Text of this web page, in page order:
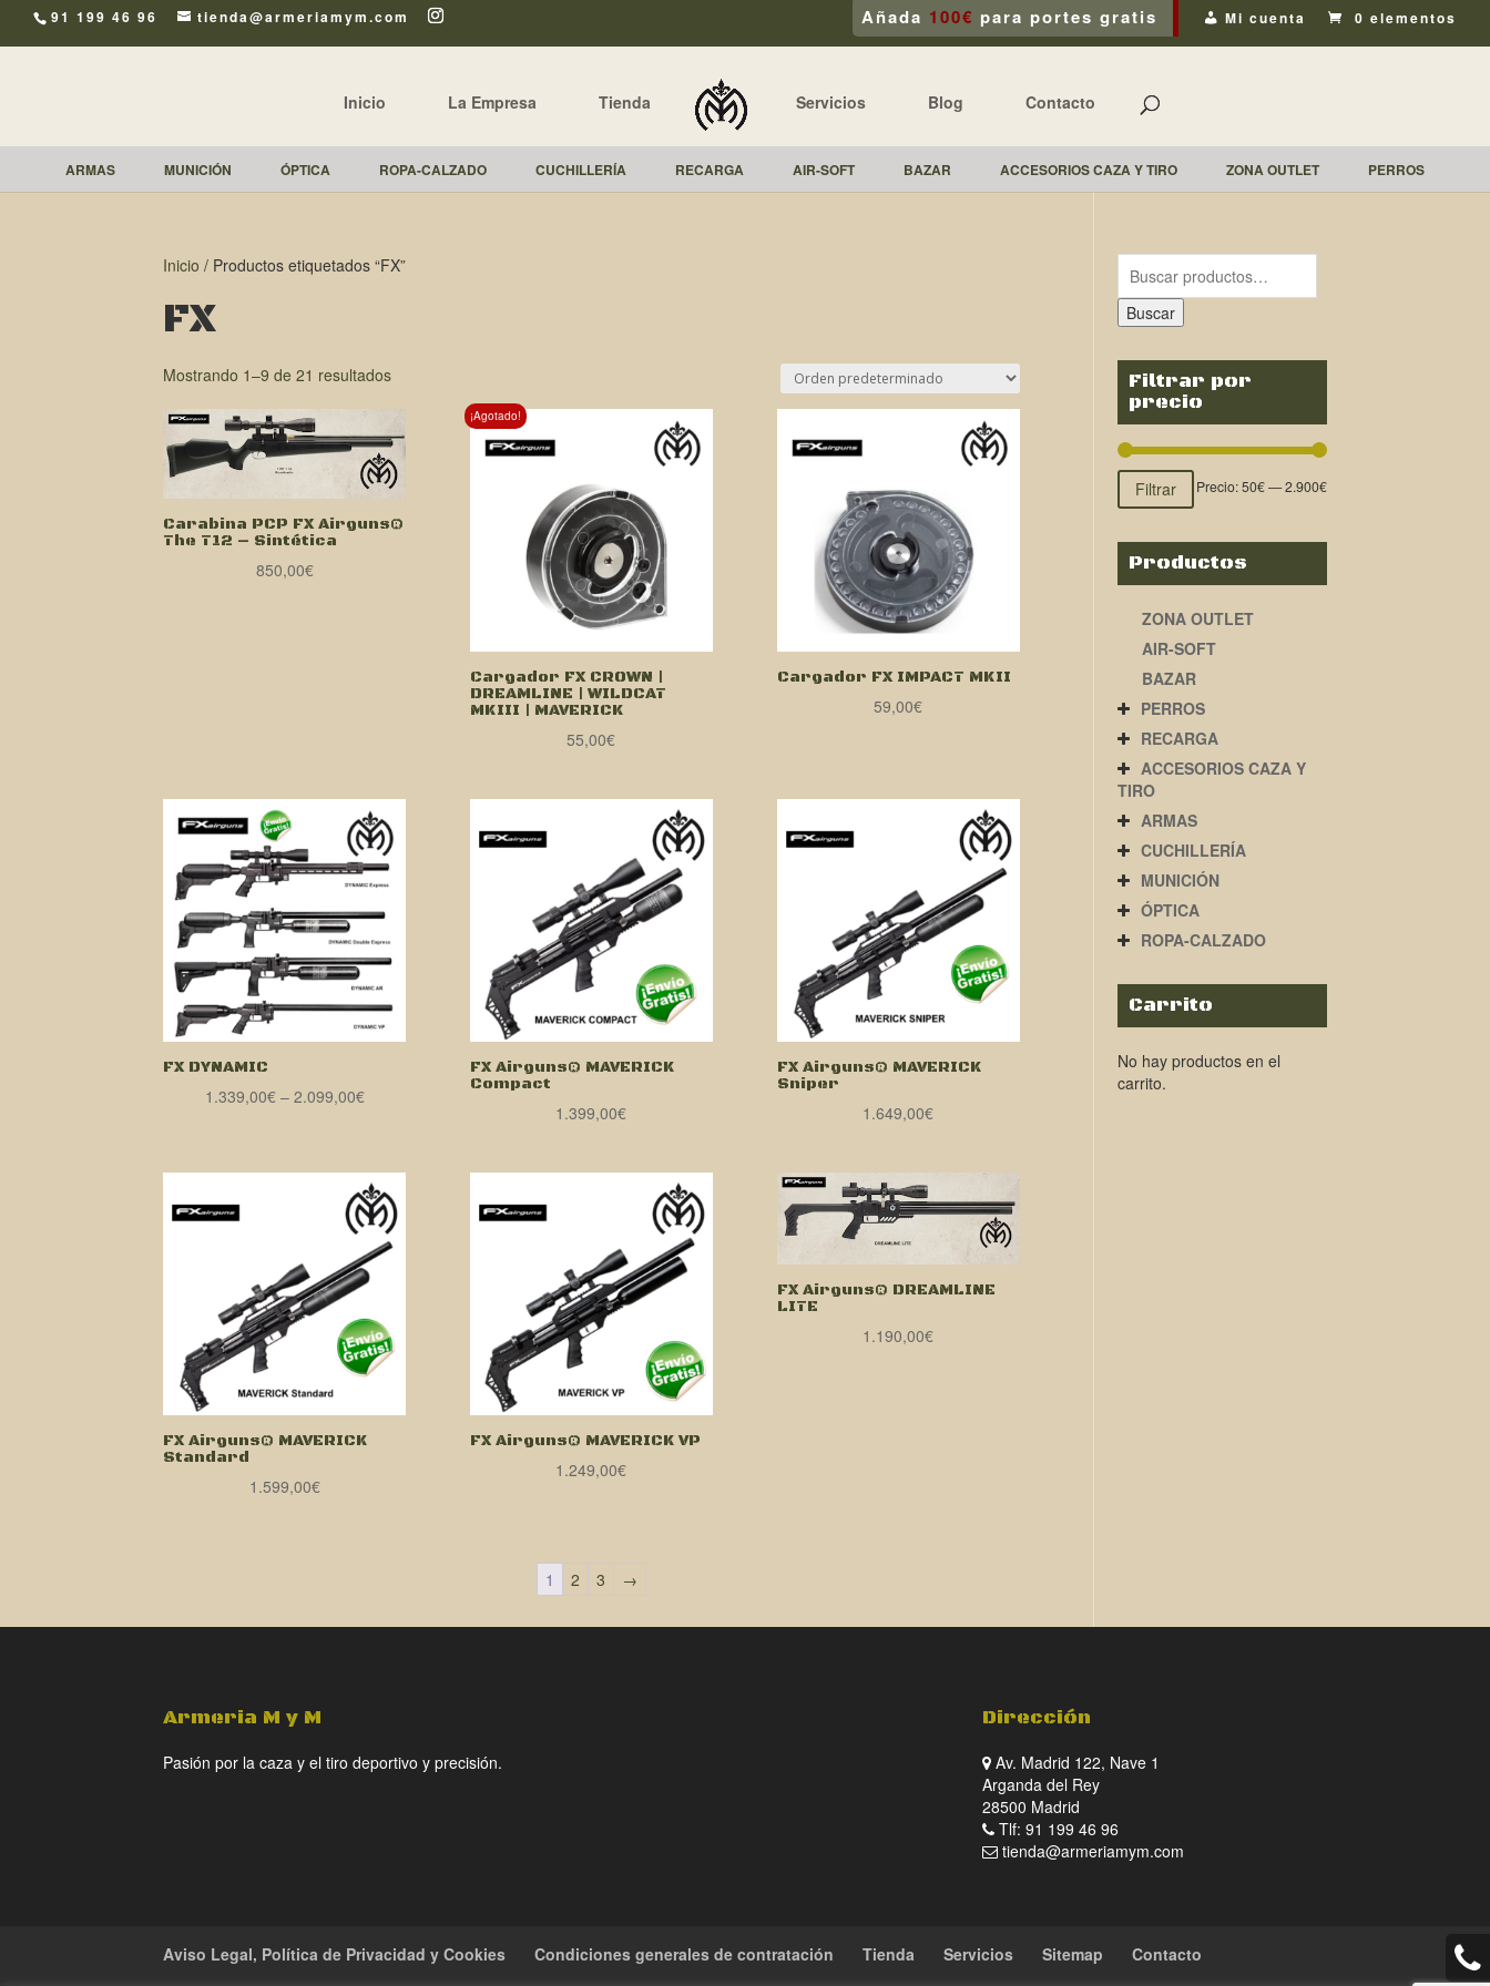
91 199 46 96 tienda@armeriamym.com Añada 100€ para portes gratis Mi cuenta 0 elementos
Inicio La Empresa Tienda Servicios Blog Contacto
ARMAS MUNICIÓN ÓPTICA ROPA-CALZADO CUCHILLERÍA RECARGA AIR-SOFT BAZAR ACCESORIOS CAZA Y TIRO ZONA OUTLET PERROS
Inicio / Productos etiquetados “FX”
FX
Mostrando 1–9 de 21 resultados
Carabina PCP FX Airguns®
The T12 – Sintética
850,00€
¡Agotado!
Cargador FX CROWN |
DREAMLINE | WILDCAT
MKIII | MAVERICK
55,00€
Cargador FX IMPACT MKII
59,00€
FX DYNAMIC
1.339,00€– 2.099,00€
FX Airguns® MAVERICK
Compact
1.399,00€
FX Airguns® MAVERICK
Sniper
1.649,00€
FX Airguns® MAVERICK
Standard
1.599,00€
FX Airguns® MAVERICK VP
1.249,00€
FX Airguns® DREAMLINE
LITE
1.190,00€
1 2 3 →
Buscar
Filtrar por
precio
Filtrar Precio:50€—2.900€
Productos
ZONA OUTLET
AIR-SOFT
BAZAR
PERROS
RECARGA
ACCESORIOS CAZA Y
TIRO
ARMAS
CUCHILLERÍA
MUNICIÓN
ÓPTICA
ROPA-CALZADO
Carrito
No hay productos en el
carrito.
Armeria M y M
Pasión por la caza y el tiro deportivo y precisión.
Dirección
Av. Madrid 122, Nave 1
Arganda del Rey
28500 Madrid
Tlf: 91 199 46 96
tienda@armeriamym.com
Aviso Legal, Política de Privacidad y Cookies Condiciones generales de contratación Tienda Servicios Sitemap Contacto